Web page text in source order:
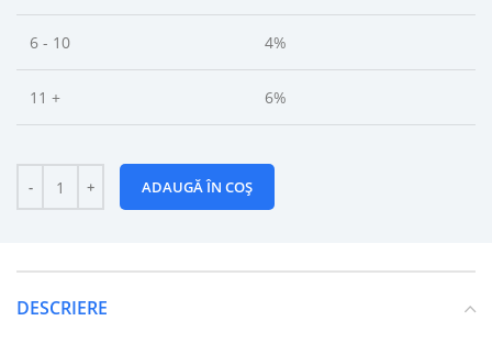
6 - 10 4%
11 + 6%
ADAUGĂ ÎN COȘ
DESCRIERE